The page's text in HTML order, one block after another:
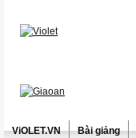
ViOLET.VN Bài giảng